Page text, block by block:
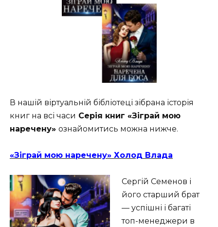
В нашій віртуальній бібліотеці зібрана історія
книг на всі часи Серія книг «Зіграй мою
наречену» ознайомитись можна нижче.
«Зіграй мою наречену» Холод Влада
Сергій Семенов і
його старший брат
— успішні і багаті
топ-менеджери в